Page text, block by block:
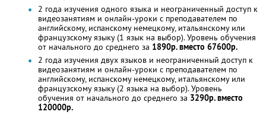
2 года изучения одного языка и неограниченный доступ к
видеозанятиям и онлайн-уроки с преподавателем по
английскому, испанскому немецкому, итальянскому или
французскому языку (1 язык на выбор). Уровень обучения
от начального до среднего за 1890р. вместо 67600р.
2 года изучения двух языков и неограниченный доступ к
видеозанятиям и онлайн-уроки с преподавателем по
английскому, испанскому немецкому, итальянскому или
французскому языку (2 языка на выбор). Уровень
обучения от начального до среднего за 3290р. вместо
120000р.